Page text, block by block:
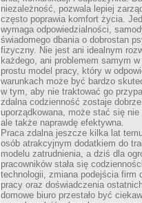
niezależność, pozwala lepiej
często poprawia komfort życia.
wymaga odpowiedzialności,
świadomego dbania o dobrostan
fizyczny. Nie jest ani idealnym
każdego, ani problemem samym
prostu model pracy, który w
warunkach może być bardzo
w tym, aby nie traktować go
zdalna codzienność zostaje dobrze
uporządkowana, może stać się
ale także naprawdę efektywna.
Praca zdalna jeszcze kilka lat
osób atrakcyjnym dodatkiem do
modelu zatrudnienia, a dziś dla
pracowników stała się
technologii, zmiana podejścia firm
pracy oraz doświadczenia
domowe biuro przestało być